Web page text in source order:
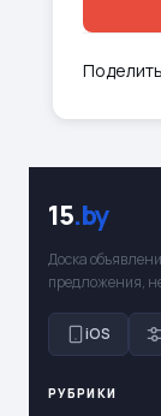
15.by
Доска
предложения,
iOS
РУБРИКИ